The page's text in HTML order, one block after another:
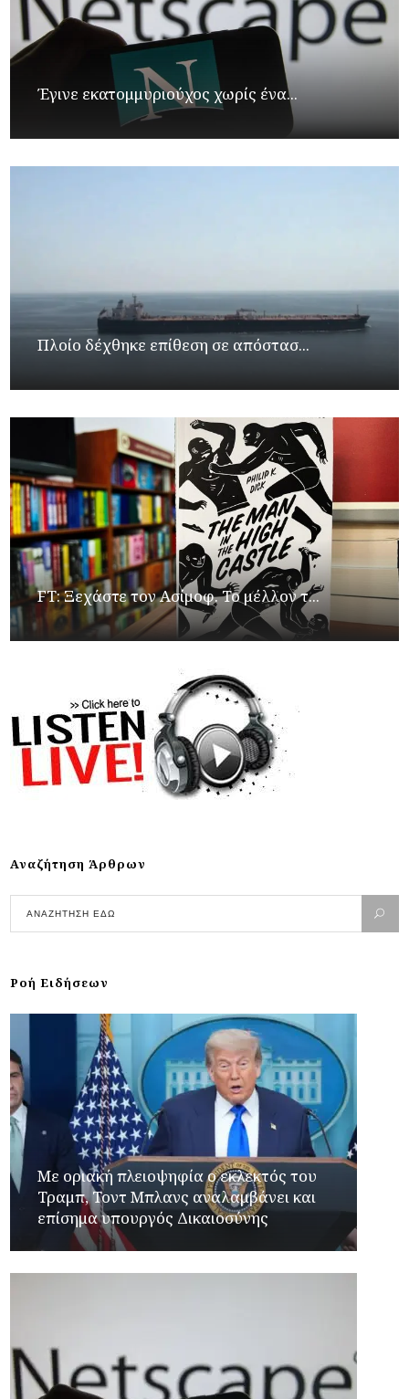
Έγινε εκατομμυριούχος χωρίς ένα...
Πλοίο δέχθηκε επίθεση σε απόστασ...
FT: Ξεχάστε τον Ασίμοφ. Το μέλλον τ...
Αναζήτηση Άρθρων
Ροή Ειδήσεων
Με οριακή πλειοψηφία ο εκλεκτός του
Τραμπ, Τοντ Μπλανς αναλαμβάνει και
επίσημα υπουργός Δικαιοσύνης